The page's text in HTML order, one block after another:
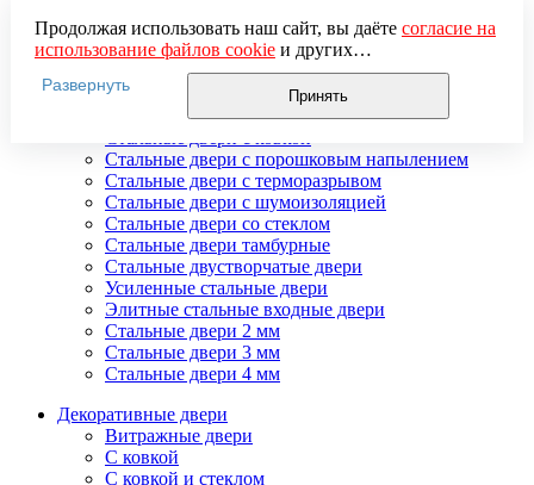
Стальные двери в подъезд
Стальные двери внутреннего открывания
Стальные двери массив
Стальные двери мдф
Стальные двери с зеркалом
Стальные двери с порошковым напылением
Стальные двери с терморазрывом
Стальные двери с шумоизоляцией
Стальные двери со стеклом
Стальные двери тамбурные
Стальные двустворчатые двери
Усиленные стальные двери
Элитные стальные входные двери
Стальные двери 2 мм
Стальные двери 3 мм
Стальные двери 4 мм
Декоративные двери
Витражные двери
С ковкой
С ковкой и стеклом
Продолжая использовать наш сайт, вы даёте согласие на
использование файлов cookieи других
пользовательских данных (включая IP-адрес, сведения о
местоположении, устройстве, действиях на сайте и т. п.)
для функционирования сайта, проведения
использования систем аналитики (например,
Яндекс.Метрика), в соответствии с нашей
обработки персональных данных.
Если вы не хотите, чтобы ваши данные обрабатывались,
настройте ограничения в браузере или покиньте сайт.
Развернуть
Принять